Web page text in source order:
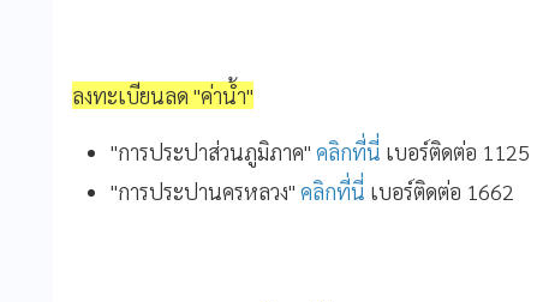
ลงทะเบียนลด "ค่าน้ำ"
"การประปาส่วนภูมิภาค" คลิกที่นี่ เบอร์ติดต่อ 1125
"การประปานครหลวง" คลิกที่นี่ เบอร์ติดต่อ 1662